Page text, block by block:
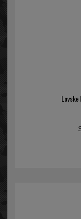
Lovske